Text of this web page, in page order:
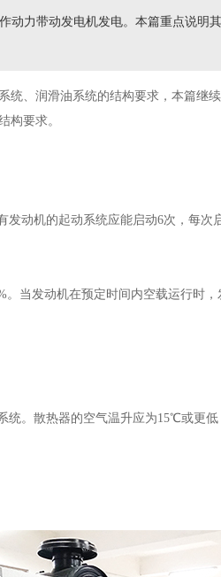
动力带动发电机发电。本篇重点说明
、润滑油系统的结构要求，本篇继
构要求。
动机的起动系统应能启动6次，每次
发动机在预定时间内空载运行时，
。散热器的空气温升应为15℃或更低